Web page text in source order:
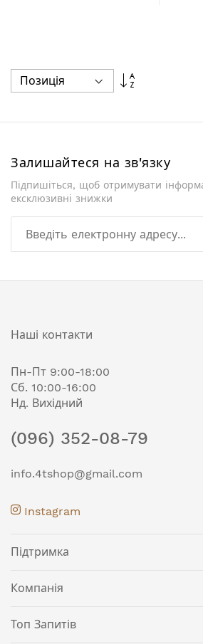
Сортувати
Залишайтеся на зв'язку
Підпишіться, щоб отримувати
ексклюзивні знижки
Наші контакти
Пн-Пт 9:00-18:00
Сб. 10:00-16:00
Нд. Вихідний
(096) 352-08-79
info.4tshop@gmail.com
Instagram
Підтримка
Компанія
Топ Запитів